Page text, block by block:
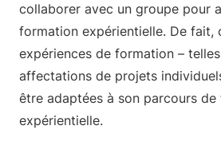
collaborer avec un groupe pour
formation expérientielle. De fait,
expériences de formation –
affectations de projets
être adaptées à son parcours
expérientielle.